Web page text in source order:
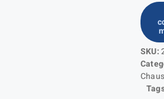
SKU: